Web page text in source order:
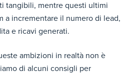
tangibili, mentre questi ultimi
a incrementare il numero di lead,
e ricavi generati.
ambizioni in realtà non è
di alcuni consigli per